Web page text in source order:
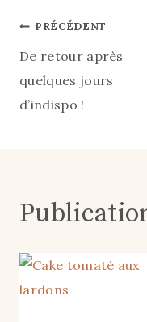
Navigation
de
l’article
PRÉCÉDENT
De retour après
quelques jours
d’indispo !